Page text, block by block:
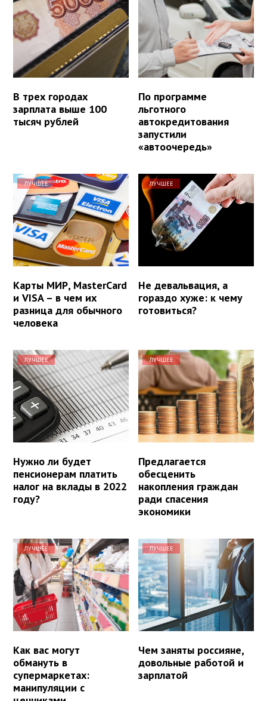
В трех городах
зарплата выше 100
тысяч рублей
По программе
льготного
автокредитования
запустили
«автоочередь»
ЛУЧШЕЕ
Карты МИР, MasterCard
и VISA – в чем их
разница для обычного
человека
ЛУЧШЕЕ
Не девальвация, а
гораздо хуже: к чему
готовиться?
ЛУЧШЕЕ
Нужно ли будет
пенсионерам платить
налог на вклады в 2022
году?
ЛУЧШЕЕ
Предлагается
обесценить
накопления граждан
ради спасения
экономики
ЛУЧШЕЕ
Как вас могут
обмануть в
супермаркетах:
манипуляции с
ЛУЧШЕЕ
Чем заняты россияне,
довольные работой и
зарплатой